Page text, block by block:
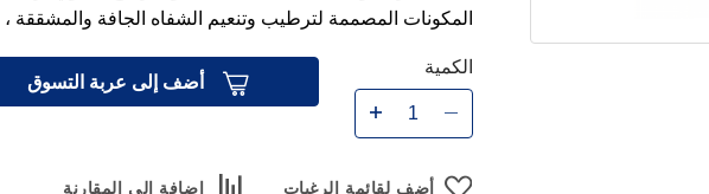
المكونات المصممة لترطيب وتنعيم الشفاه الجافة والمشققة
الكمية
أضف إلى عربة التسوق
أضف لقائمة الرغبات إضافة إلى المقارنة